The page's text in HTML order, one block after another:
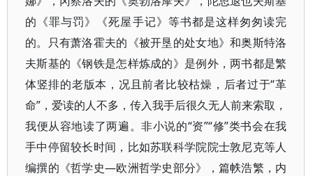
的《罪与罚》《死屋手记》等书都是这样匆匆读完
的。只有萧洛霍夫的《被开垦的处女地》和奥斯特洛
夫斯基的《钢铁是怎样炼成的》是例外，两书都是繁
体竖排的老版本，况且前者比较枯燥，后者过于“革
命”，爱读的人不多，传入我手后很久无人前来索取，
我便从容地读了两遍。非小说的“资”“修”类书会在我
手中停留较长时间，比如苏联科学院院士敦尼克等人
编撰的《哲学史—欧洲哲学史部分》，篇帙浩繁，内